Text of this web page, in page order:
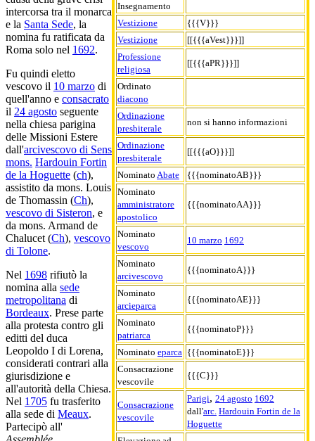
Insegnamento
Vestizione
{{{V}}}
Vestizione
[[{{{aVest}}}]]
Professione
religiosa
[[{{{aPR}}}]]
Ordinato
diacono
Ordinazione
presbiterale
non si hanno informazioni
Ordinazione
presbiterale
[[{{{aO}}}]]
Nominato Abate
{{{nominatoAB}}}
Nominato
amministratore
apostolico
{{{nominatoAA}}}
Nominato
vescovo
10 marzo 1692
Nominato
arcivescovo
{{{nominatoA}}}
Nominato
arcieparca
{{{nominatoAE}}}
Nominato
patriarca
{{{nominatoP}}}
Nominato eparca {{{nominatoE}}}
Consacrazione
vescovile
{{{C}}}
Consacrazione
vescovile
Parigi, 24 agosto 1692
dall'arc. Hardouin Fortin de la
Hoguette
intercorsa tra il monarca
e la Santa Sede, la
nomina fu ratificata da
Roma solo nel 1692.
Fu quindi eletto
vescovo il 10 marzo di
quell'anno e consacrato
il 24 agosto seguente
nella chiesa parigina
delle Missioni Estere
dall'arcivescovo di Sens
mons. Hardouin Fortin
de la Hoguette (ch),
assistito da mons. Louis
de Thomassin (Ch),
vescovo di Sisteron, e
da mons. Armand de
Chalucet (Ch), vescovo
di Tolone.
Nel 1698 rifiutò la
nomina alla sede
metropolitana di
Bordeaux. Prese parte
alla protesta contro gli
editti del duca
Leopoldo I di Lorena,
considerati contrari alla
giurisdizione e
all'autorità della Chiesa.
Nel 1705 fu trasferito
alla sede di Meaux.
Partecipò all'